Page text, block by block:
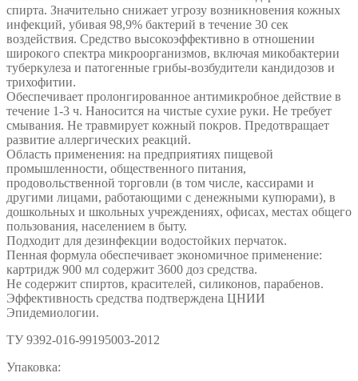
спирта. Значительно снижает угрозу возникновения кожных
инфекций, убивая 98,9% бактерий в течение 30 сек
воздействия. Средство высокоэффективно в отношении
широкого спектра микроорганизмов, включая микобактерии
туберкулеза и патогенные грибы-возбудители кандидозов и
трихофитии.
Обеспечивает пролонгированное антимикробное действие в
течение 1-3 ч. Наносится на чистые сухие руки. Не требует
смывания. Не травмирует кожный покров. Предотвращает
развитие аллергических реакций.
Область применения: на предприятиях пищевой
промышленности, общественного питания,
продовольственной торговли (в том числе, кассирами и
другими лицами, работающими с денежными купюрами), в
дошкольных и школьных учреждениях, офисах, местах общего
пользования, населением в быту.
Подходит для дезинфекции водостойких перчаток.
Пенная формула обеспечивает экономичное применение:
картридж 900 мл содержит 3600 доз средства.
Не содержит спиртов, красителей, силиконов, парабенов.
Эффективность средства подтверждена ЦНИИ
Эпидемиологии.
ТУ 9392-016-99195003-2012
Упаковка: